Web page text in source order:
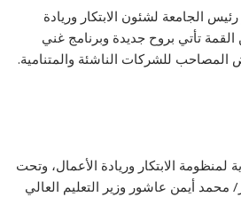
الجامعة لشئون الابتكار وريادة
تأتي بروح جديدة وبرنامج غني
المصاحب للشركات الناشئة والمتنامية.
الابتكار وريادة الأعمال، وتحت
محمد أيمن عاشور وزير التعليم العالي